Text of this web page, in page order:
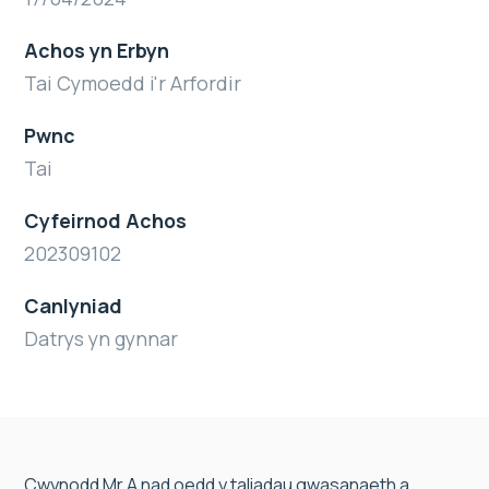
Achos yn Erbyn
Tai Cymoedd i'r Arfordir
Pwnc
Tai
Cyfeirnod Achos
202309102
Canlyniad
Datrys yn gynnar